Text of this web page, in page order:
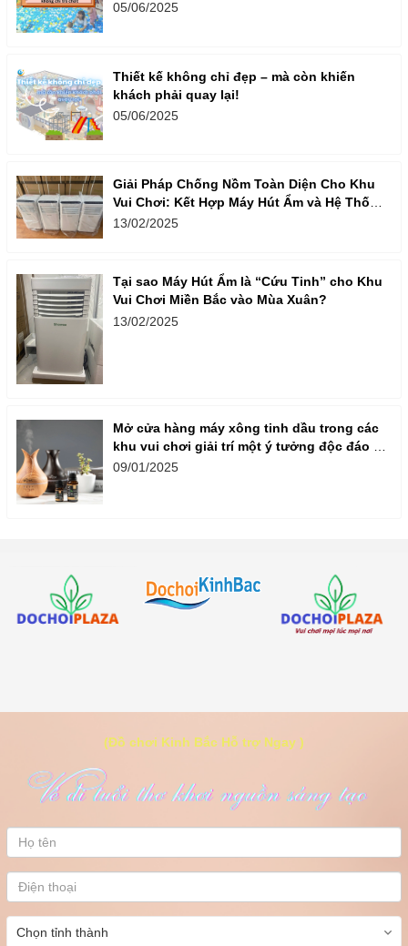
05/06/2025
Thiết kế không chỉ đẹp – mà còn khiến
khách phải quay lại!
05/06/2025
Giải Pháp Chống Nồm Toàn Diện Cho Khu
Vui Chơi: Kết Hợp Máy Hút Ẩm và Hệ Thống
Thông Gió
13/02/2025
Tại sao Máy Hút Ẩm là “Cứu Tinh” cho Khu
Vui Chơi Miền Bắc vào Mùa Xuân?
13/02/2025
Mở cửa hàng máy xông tinh dầu trong các
khu vui chơi giải trí một ý tưởng độc đáo và
thu hút khách hàng,
09/01/2025
(Đồ chơi Kinh Bắc Hỗ trợ Ngay )